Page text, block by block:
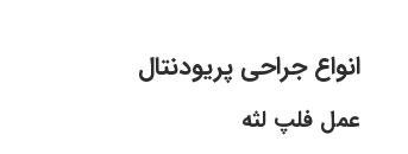
انواع جراحی پریودنتال
عمل فلپ لثه